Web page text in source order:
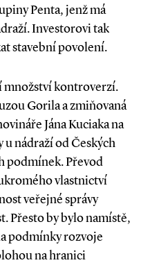
Penta, jenž má
Investorovi tak
stavební povolení.
množství kontroverzí.
Gorila a zmiňovaná
Jána Kuciaka na
u nádraží od Českých
podmínek. Převod
vlastnictví
veřejné správy
Přesto by bylo namístě,
podmínky rozvoje
na hranici